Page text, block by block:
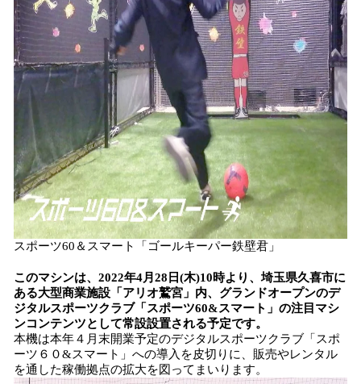
スポーツ60＆スマート「ゴールキーパー鉄壁君」
このマシンは、2022年4月28日(木)10時より、埼玉県久喜市に
ある大型商業施設「アリオ鷲宮」内、グランドオープンのデ
ジタルスポーツクラブ「スポーツ60&スマート」の注目マシ
ンコンテンツとして常設設置される予定です。
本機は本年４月末開業予定のデジタルスポーツクラブ「スポ
ーツ６０&スマート」への導入を皮切りに、販売やレンタル
を通した稼働拠点の拡大を図ってまいります。